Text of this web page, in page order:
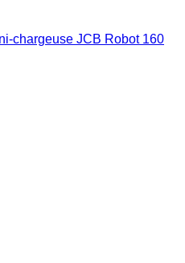
chargeuse JCB Robot 160